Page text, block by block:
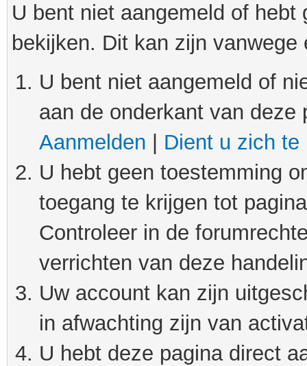
U bent niet aangemeld of
bekijken. Dit kan zijn
U bent niet aangemeld of
aan de onderkant van
Aanmelden
Dient u zich te
U hebt geen toestemming
toegang te krijgen tot
Controleer in de
verrichten van deze
Uw account kan zijn
in afwachting zijn van
U hebt deze pagina direct